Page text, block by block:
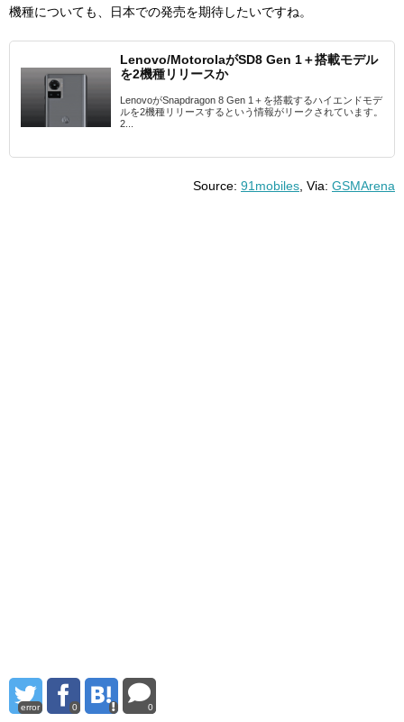
機種についても、日本での発売を期待したいですね。
Lenovo/MotorolaがSD8 Gen 1＋搭載モデル
を2機種リリースか
LenovoがSnapdragon 8 Gen 1＋を搭載するハイエンドモデ
ルを2機種リリースするという情報がリークされています。
2...
Source: 91mobiles , Via: GSMArena
error 0 0